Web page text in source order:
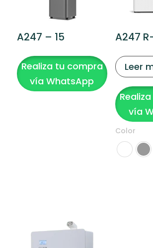
A247 – 15
Realiza tu compra
vía WhatsApp
A247
Leer
vía
Color